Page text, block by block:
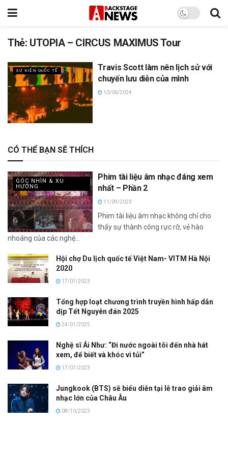
Thẻ: UTOPIA – CIRCUS MAXIMUS Tour
SỰ KIỆN QUỐC TẾ
Travis Scott làm nên lịch sử với
chuyến lưu diễn của mình
10/06/2024
CÓ THỂ BẠN SẼ THÍCH
GÓC NHÌN & XU
HƯỚNG
Phim tài liệu âm nhạc đáng xem
nhất – Phần 2
11/09/2023
Phim tài liệu âm nhạc không chỉ cho
thấy sự thành công rực rỡ, vẻ hào
nhoáng của các nghệ...
Hội chợ Du lịch quốc tế Việt Nam- VITM Hà Nội
2020
17/07/2023
Tổng hợp loạt chương trình truyền hình hấp dẫn
dịp Tết Nguyên đán 2025
24/01/2025
Nghệ sĩ Ái Như: “Đi nước ngoài tôi đến nhà hát
xem, để biết và khóc vì tủi”
17/07/2023
Jungkook (BTS) sẽ biểu diễn tại lễ trao giải âm
nhạc lớn của Châu Âu
08/10/2023